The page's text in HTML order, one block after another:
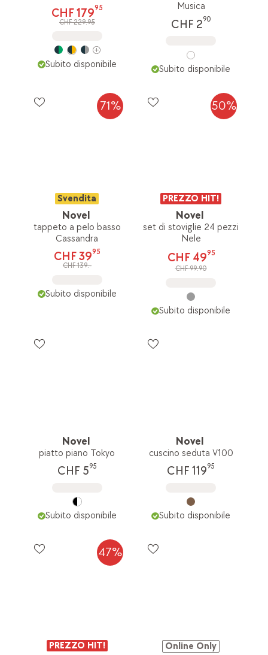
CHF 17995
CHF 229.95
Subito disponibile
Musica
CHF 290
Subito disponibile
71%
Svendita
Novel
tappeto a pelo basso
Cassandra
CHF 3995
CHF 139.-
Subito disponibile
50%
PREZZO HIT!
Novel
set di stoviglie 24 pezzi
Nele
CHF 4995
CHF 99.90
Subito disponibile
Novel
piatto piano Tokyo
CHF 595
Subito disponibile
Novel
cuscino seduta V100
CHF 11995
Subito disponibile
47%
PREZZO HIT! Online Only